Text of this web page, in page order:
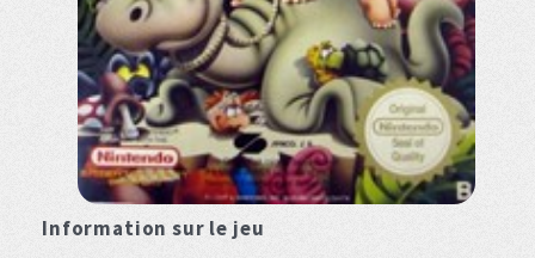
Information sur le jeu